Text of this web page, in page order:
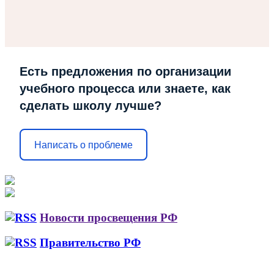
Есть предложения по организации
учебного процесса или знаете, как
сделать школу лучше?
Написать о проблеме
Новости просвещения РФ
Правительство РФ